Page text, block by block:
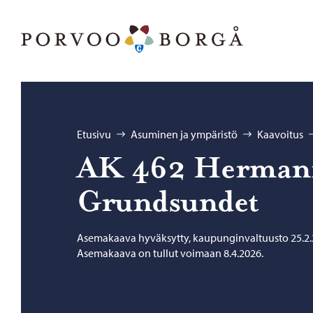
Selaa:
Etusivu Asuminen ja ympäristö Kaavoitus
AK 462
Grund­sun­det
Asemakaava hyväksytty, kaupunginvaltuusto
Asemakaava on tullut voimaan 8.4.2026.